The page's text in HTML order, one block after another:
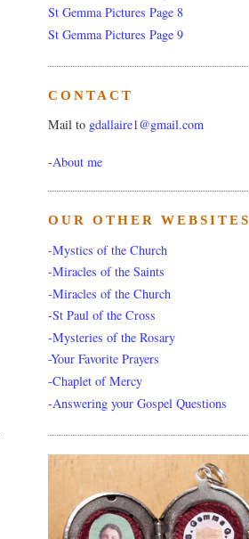
St Gemma Pictures Page 8
St Gemma Pictures Page 9
CONTACT
Mail to gdallaire1@gmail.com
-About me
OUR OTHER WEBSITES
-Mystics of the Church
-Miracles of the Saints
-Miracles of the Church
-St Paul of the Cross
-Mysteries of the Rosary
-Your Favorite Prayers
-Chaplet of Mercy
-Answering your Gospel Questions